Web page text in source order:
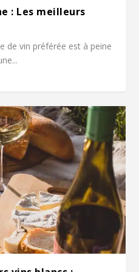
: Les meilleurs
de vin préférée est à peine